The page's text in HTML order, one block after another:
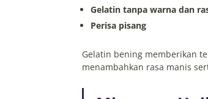
Gelatin tanpa warna dan
Perisa pisang
Gelatin bening memberikan
menambahkan rasa manis